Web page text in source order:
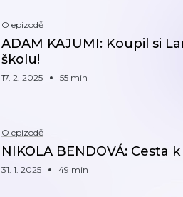
O epizodě
ADAM KAJUMI: Koupil si
školu!
17. 2. 2025 55 min
O epizodě
NIKOLA BENDOVÁ: Cesta
31. 1. 2025 49 min